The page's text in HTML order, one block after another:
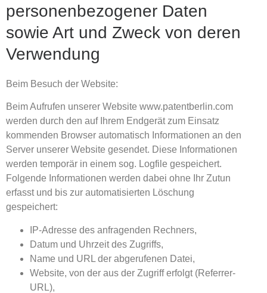
personenbezogener Daten
sowie Art und Zweck von deren
Verwendung
Beim Besuch der Website:
Beim Aufrufen unserer Website www.patentberlin.com
werden durch den auf Ihrem Endgerät zum Einsatz
kommenden Browser automatisch Informationen an den
Server unserer Website gesendet. Diese Informationen
werden temporär in einem sog. Logfile gespeichert.
Folgende Informationen werden dabei ohne Ihr Zutun
erfasst und bis zur automatisierten Löschung
gespeichert:
IP-Adresse des anfragenden Rechners,
Datum und Uhrzeit des Zugriffs,
Name und URL der abgerufenen Datei,
Website, von der aus der Zugriff erfolgt (Referrer-
URL),